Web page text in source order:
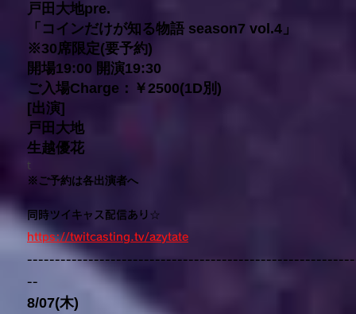
戸田大地pre.
「コインだけが知る物語 season7 vol.4」
※30席限定(要予約)
開場19:00 開演19:30
ご入場Charge：￥2500(1D別)
[出演]
戸田大地
生越優花
​t
※ご予約は各出演者へ
同時ツイキャス配信あり☆
https://twitcasting.tv/azytate
--
8/07(木)